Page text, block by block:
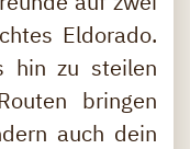
Eldorado.
hin zu steilen
bringen
auch dein